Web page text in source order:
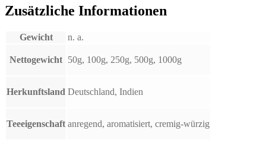
Zusätzliche Informationen
Gewicht n. a.
Nettogewicht 50g, 100g, 250g, 500g, 1000g
Herkunftsland Deutschland, Indien
Teeeigenschaft anregend, aromatisiert, cremig-würzig